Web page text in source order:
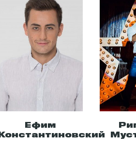
Ефим
Константиновский